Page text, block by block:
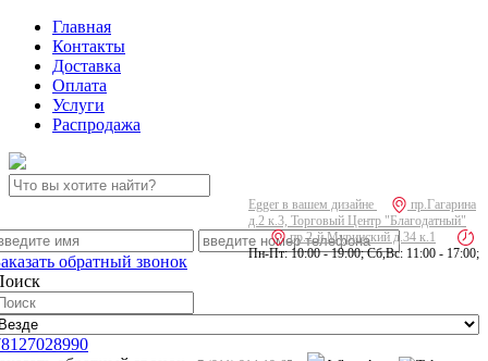
Главная
Контакты
Доставка
Оплата
Услуги
Распродажа
Egger в вашем дизайне
пр.Гагарина
д.2 к.3, Торговый Центр "Благодатный"
пр.2-й Муринский д.34 к.1
Пн-Пт: 10:00 - 19:00; Сб,Вс: 11:00 - 17:00;
обратный звонок